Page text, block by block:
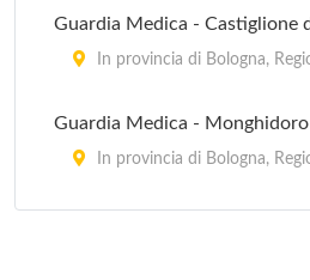
Guardia Medica - Castiglione
In provincia di Bologna,
Guardia Medica - Monghidoro
In provincia di Bologna,